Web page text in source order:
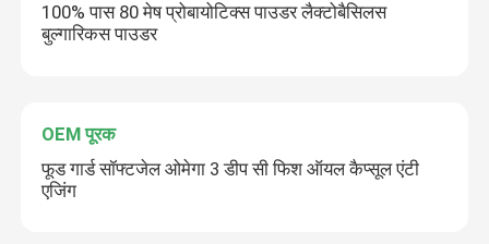
100% पास 80 मेष प्रोबायोटिक्स पाउडर लैक्टोबैसिलस
बुल्गारिकस पाउडर
OEM पूरक
फूड गार्ड सॉफ्टजेल ओमेगा 3 डीप सी फिश ऑयल कैप्सूल एंटी
एजिंग